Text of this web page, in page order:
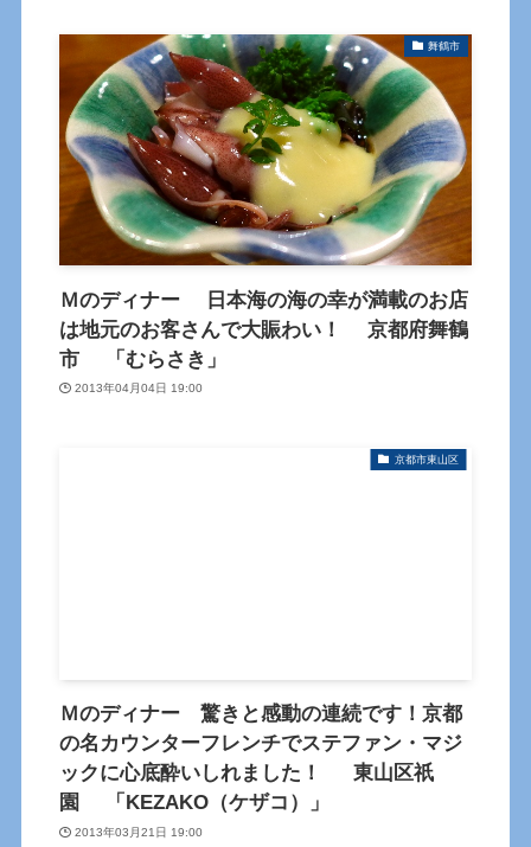
舞鶴市
Ｍのディナー 日本海の海の幸が満載のお店
は地元のお客さんで大賑わい！ 京都府舞鶴
市 「むらさき」
2013年04月04日 19:00
京都市東山区
Ｍのディナー 驚きと感動の連続です！京都
の名カウンターフレンチでステファン・マジ
ックに心底酔いしれました！ 東山区祇
園 「KEZAKO（ケザコ）」
2013年03月21日 19:00